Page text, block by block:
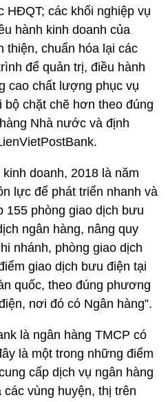
HĐQT; các khối nghiệp vụ
hành kinh doanh của
thiện, chuẩn hóa lại các
để quản trị, điều hành
cao chất lượng phục vụ
bộ chặt chẽ hơn theo đúng
Nhà nước và định
doanh, 2018 là năm
lực để phát triển nhanh và
155 phòng giao dịch bưu
ngân hàng, nâng quy
nhánh, phòng giao dịch
giao dịch bưu điện tại
quốc, theo đúng phương
nơi đó có Ngân hàng”.
là ngân hàng TMCP có
là một trong những điểm
cấp dịch vụ ngân hàng
vùng huyện, thị trên